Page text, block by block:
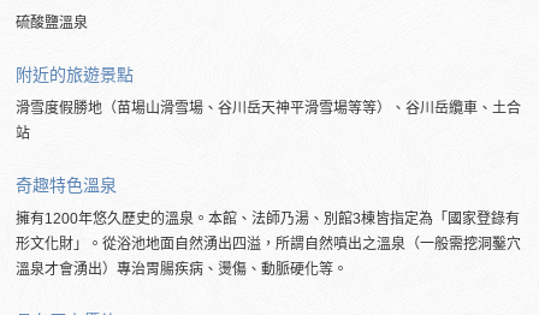
硫酸鹽溫泉
附近的旅遊景點
滑雪度假勝地（苗場山滑雪場、谷川岳天神平滑雪場等等）、谷川岳纜車、土合
站
奇趣特色溫泉
擁有1200年悠久歷史的溫泉。本館、法師乃湯、別館3棟皆指定為「國家登錄有
形文化財」。從浴池地面自然湧出四溢，所謂自然噴出之溫泉（一般需挖洞鑿穴
溫泉才會湧出）專治胃腸疾病、燙傷、動脈硬化等。